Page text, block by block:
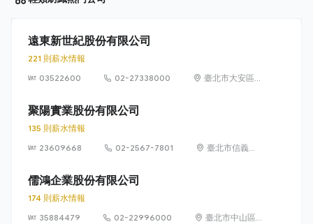
遠東新世紀股份有限公司
221 則薪水情報
03522600
02-27338000
臺北市大安區敦
聚陽實業股份有限公司
135 則薪水情報
23609668
02-2567-7801
臺北市信義區
儒鴻企業股份有限公司
174 則薪水情報
35884479
02-22996000
臺北市中山區